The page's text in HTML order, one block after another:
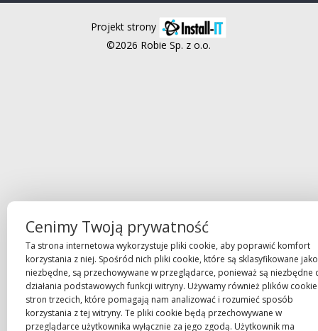
Projekt strony
©2026 Robie Sp. z o.o.
Cenimy Twoją prywatność
Ta strona internetowa wykorzystuje pliki cookie, aby poprawić komfort
korzystania z niej. Spośród nich pliki cookie, które są sklasyfikowane jako
niezbędne, są przechowywane w przeglądarce, ponieważ są niezbędne
działania podstawowych funkcji witryny. Używamy również plików cookie
stron trzecich, które pomagają nam analizować i rozumieć sposób
korzystania z tej witryny. Te pliki cookie będą przechowywane w
przeglądarce użytkownika wyłącznie za jego zgodą. Użytkownik ma